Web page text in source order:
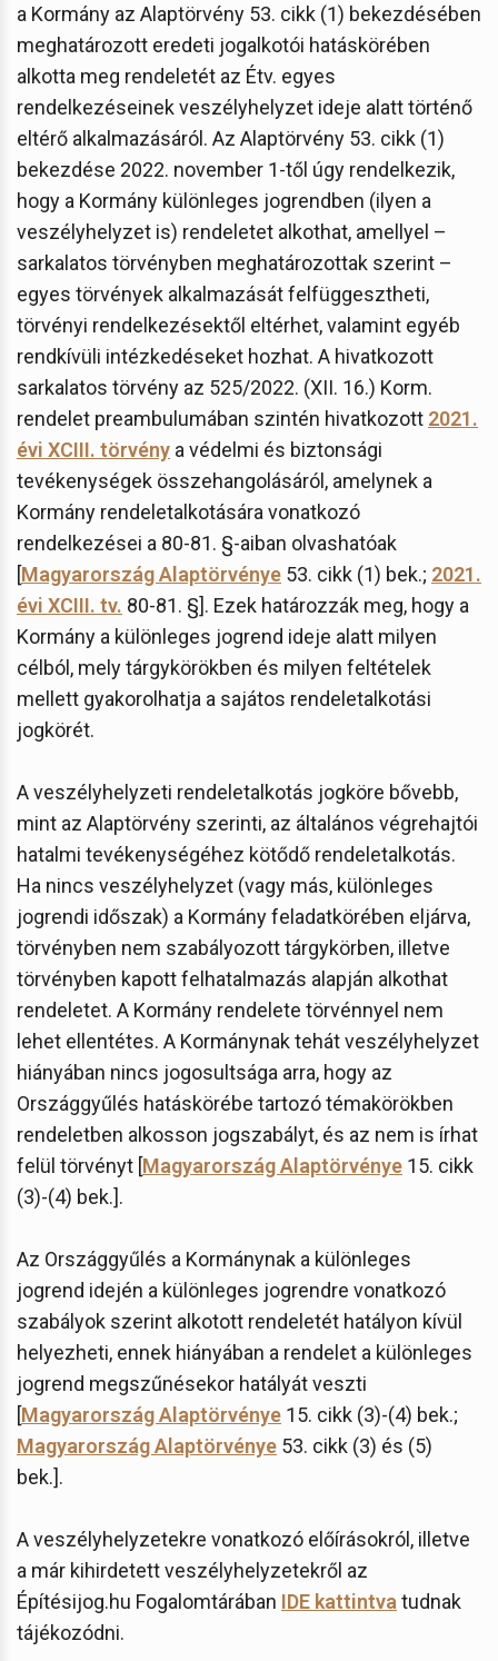
a Kormány az Alaptörvény 53. cikk (1) bekezdésében
meghatározott eredeti jogalkotói hatáskörében
alkotta meg rendeletét az Étv. egyes
rendelkezéseinek veszélyhelyzet ideje alatt történő
eltérő alkalmazásáról. Az Alaptörvény 53. cikk (1)
bekezdése 2022. november 1-től úgy rendelkezik,
hogy a Kormány különleges jogrendben (ilyen a
veszélyhelyzet is) rendeletet alkothat, amellyel –
sarkalatos törvényben meghatározottak szerint –
egyes törvények alkalmazását felfüggesztheti,
törvényi rendelkezésektől eltérhet, valamint egyéb
rendkívüli intézkedéseket hozhat. A hivatkozott
sarkalatos törvény az 525/2022. (XII. 16.) Korm.
rendelet preambulumában szintén hivatkozott 2021.
évi XCIII. törvény a védelmi és biztonsági
tevékenységek összehangolásáról, amelynek a
Kormány rendeletalkotására vonatkozó
rendelkezései a 80-81. §-aiban olvashatóak
[Magyarország Alaptörvénye 53. cikk (1) bek.; 2021.
évi XCIII. tv. 80-81. §]. Ezek határozzák meg, hogy a
Kormány a különleges jogrend ideje alatt milyen
célból, mely tárgykörökben és milyen feltételek
mellett gyakorolhatja a sajátos rendeletalkotási
jogkörét.
A veszélyhelyzeti rendeletalkotás jogköre bővebb,
mint az Alaptörvény szerinti, az általános végrehajtói
hatalmi tevékenységéhez kötődő rendeletalkotás.
Ha nincs veszélyhelyzet (vagy más, különleges
jogrendi időszak) a Kormány feladatkörében eljárva,
törvényben nem szabályozott tárgykörben, illetve
törvényben kapott felhatalmazás alapján alkothat
rendeletet. A Kormány rendelete törvénnyel nem
lehet ellentétes. A Kormánynak tehát veszélyhelyzet
hiányában nincs jogosultsága arra, hogy az
Országgyűlés hatáskörébe tartozó témakörökben
rendeletben alkosson jogszabályt, és az nem is írhat
felül törvényt [Magyarország Alaptörvénye 15. cikk
(3)-(4) bek.].
Az Országgyűlés a Kormánynak a különleges
jogrend idején a különleges jogrendre vonatkozó
szabályok szerint alkotott rendeletét hatályon kívül
helyezheti, ennek hiányában a rendelet a különleges
jogrend megszűnésekor hatályát veszti
[Magyarország Alaptörvénye 15. cikk (3)-(4) bek.;
Magyarország Alaptörvénye 53. cikk (3) és (5)
bek.].
A veszélyhelyzetekre vonatkozó előírásokról, illetve
a már kihirdetett veszélyhelyzetekről az
Építésijog.hu Fogalomtárában IDE kattintva tudnak
tájékozódni.